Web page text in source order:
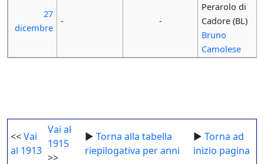
27
dicembre
- -
Perarolo di
Cadore (BL)
Bruno
Camolese
<<Vai
al 1913
Vai al
1915
>>
► Torna alla tabella
riepilogativa per anni
► Torna ad
inizio pagina